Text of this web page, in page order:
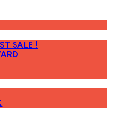
SALE !